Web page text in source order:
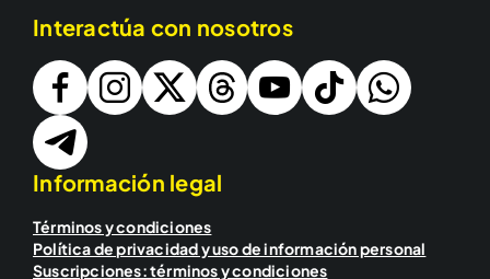
Interactúa con nosotros
Información legal
Términos y condiciones
Política de privacidad y uso de información personal
Suscripciones: términos y condiciones